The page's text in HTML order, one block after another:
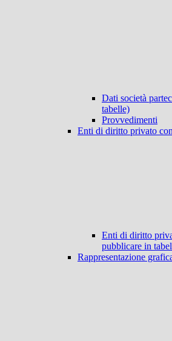
Dati società
tabelle)
Provvedimenti
Enti di diritto privato
Enti di diritto
pubblicare in
Rappresentazione